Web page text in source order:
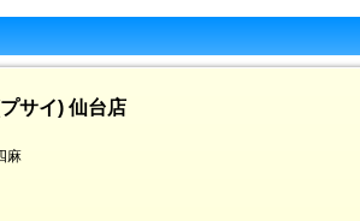
サイ) 仙台店
麻